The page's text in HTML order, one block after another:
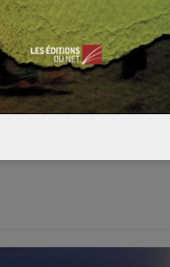
décembre 2023 0 Comments
locale en
? (2/7)
l’empire romain, l’Europe